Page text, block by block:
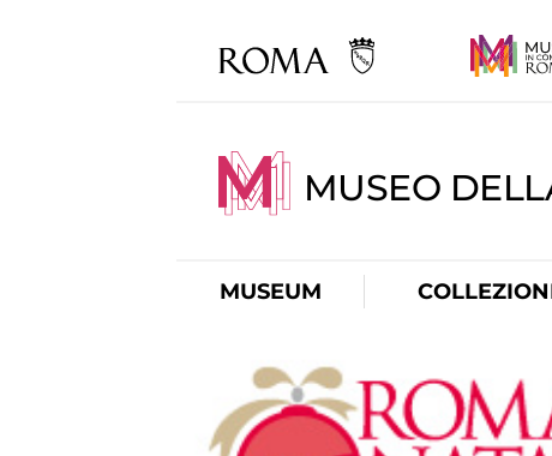
MUSEO
MUSEUM